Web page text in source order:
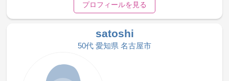
プロフィールを見る
satoshi
50代 愛知県 名古屋市